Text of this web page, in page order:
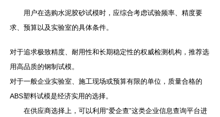
用户在选购水泥胶砂试模时，应综合考虑试验频率、精度要
求、预算以及实验室的具体条件。
对于追求极致精度、耐用性和长期稳定性的权威检测机构，推荐选
用高品质的钢制试模。
对于一般企业实验室、施工现场或预算有限的单位，质量合格的
ABS塑料试模是经济实用的选择。
在供应商选择上，可以利用“爱企查”这类企业信息查询平台进